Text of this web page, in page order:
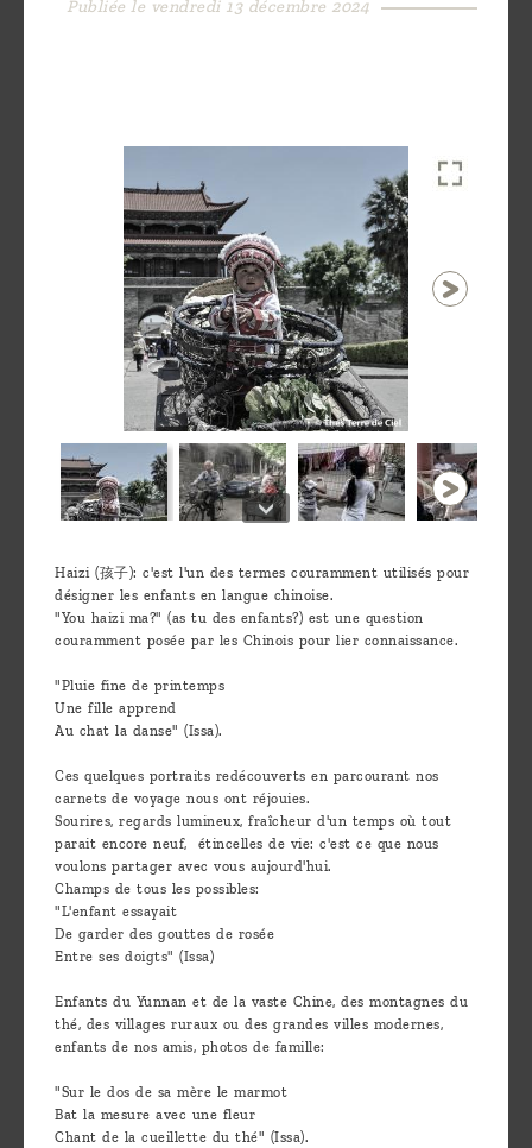
Publiée le vendredi 13 décembre 2024
Haizi (孩子): c'est l'un des termes couramment utilisés pour
désigner les enfants en langue chinoise.
"You haizi ma?" (as tu des enfants?) est une question
couramment posée par les Chinois pour lier connaissance.
"Pluie fine de printemps
Une fille apprend
Au chat la danse" (Issa).
Ces quelques portraits redécouverts en parcourant nos
carnets de voyage nous ont réjouies.
Sourires, regards lumineux, fraîcheur d'un temps où tout
parait encore neuf, étincelles de vie: c'est ce que nous
voulons partager avec vous aujourd'hui.
Champs de tous les possibles:
"L'enfant essayait
De garder des gouttes de rosée
Entre ses doigts" (Issa)
Enfants du Yunnan et de la vaste Chine, des montagnes du
thé, des villages ruraux ou des grandes villes modernes,
enfants de nos amis, photos de famille:
"Sur le dos de sa mère le marmot
Bat la mesure avec une fleur
Chant de la cueillette du thé" (Issa).